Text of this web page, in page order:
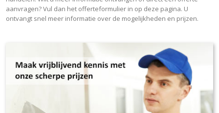
aanvragen? Vul dan het offerteformulier in op deze pagina. U
ontvangt snel meer informatie over de mogelijkheden en prijzen.